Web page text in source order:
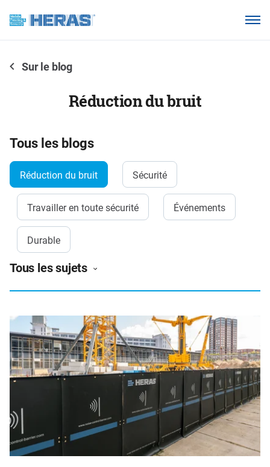
Pourquoi Heras Clôture ?
Base de connaissances
À propos de nous
Espace Distributeur
Sur le blog
Réduction du bruit
Tous les blogs
Réduction du bruit Sécurité
Travailler en toute sécurité Événements
Durable
Tous les sujets